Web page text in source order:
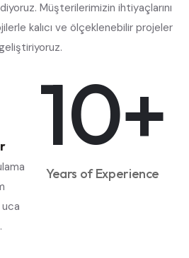
Müşterilerimizin ihtiyaçlarını
kalıcı ve ölçeklenebilir projeler
10+
Years of Experience